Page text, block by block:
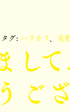
タグ:ハラカラ、 末
し
ご